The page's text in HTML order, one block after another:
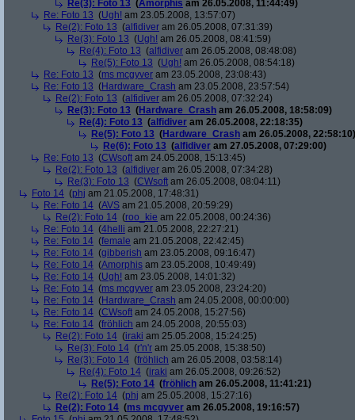
Re(3): Foto 13 (Amorphis am 26.05.2008, 11:44:49)
Re: Foto 13 (Ugh! am 23.05.2008, 13:57:07)
Re(2): Foto 13 (alfidiver am 26.05.2008, 07:31:39)
Re(3): Foto 13 (Ugh! am 26.05.2008, 08:41:59)
Re(4): Foto 13 (alfidiver am 26.05.2008, 08:48:08)
Re(5): Foto 13 (Ugh! am 26.05.2008, 08:54:18)
Re: Foto 13 (ms mcgyver am 23.05.2008, 23:08:43)
Re: Foto 13 (Hardware_Crash am 23.05.2008, 23:57:54)
Re(2): Foto 13 (alfidiver am 26.05.2008, 07:32:24)
Re(3): Foto 13 (Hardware_Crash am 26.05.2008, 18:58:09)
Re(4): Foto 13 (alfidiver am 26.05.2008, 22:18:35)
Re(5): Foto 13 (Hardware_Crash am 26.05.2008, 22:58:10)
Re(6): Foto 13 (alfidiver am 27.05.2008, 07:29:00)
Re: Foto 13 (CWsoft am 24.05.2008, 15:13:45)
Re(2): Foto 13 (alfidiver am 26.05.2008, 07:34:28)
Re(3): Foto 13 (CWsoft am 26.05.2008, 08:04:11)
Foto 14 (phj am 21.05.2008, 17:48:31)
Re: Foto 14 (AVS am 21.05.2008, 20:59:29)
Re(2): Foto 14 (roo_kie am 22.05.2008, 00:24:36)
Re: Foto 14 (4helli am 21.05.2008, 22:27:21)
Re: Foto 14 (female am 21.05.2008, 22:42:45)
Re: Foto 14 (gibberish am 23.05.2008, 09:16:47)
Re: Foto 14 (Amorphis am 23.05.2008, 10:49:49)
Re: Foto 14 (Ugh! am 23.05.2008, 14:01:32)
Re: Foto 14 (ms mcgyver am 23.05.2008, 23:24:20)
Re: Foto 14 (Hardware_Crash am 24.05.2008, 00:00:00)
Re: Foto 14 (CWsoft am 24.05.2008, 15:27:56)
Re: Foto 14 (fröhlich am 24.05.2008, 20:55:03)
Re(2): Foto 14 (iraki am 25.05.2008, 15:24:25)
Re(3): Foto 14 (r'n'r am 25.05.2008, 15:38:50)
Re(3): Foto 14 (fröhlich am 26.05.2008, 03:58:14)
Re(4): Foto 14 (iraki am 26.05.2008, 09:26:52)
Re(5): Foto 14 (fröhlich am 26.05.2008, 11:41:21)
Re(2): Foto 14 (phj am 25.05.2008, 15:27:16)
Re(2): Foto 14 (ms mcgyver am 26.05.2008, 19:16:57)